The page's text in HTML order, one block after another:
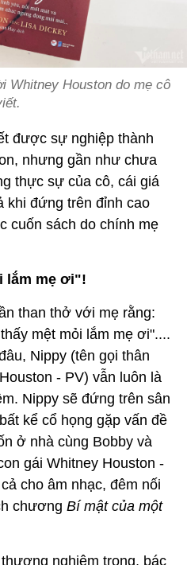
Whitney Houston do mẹ cô
được sự nghiệp thành
nhưng gần như chưa
thực sự của cô, cái giá
khi đứng trên đỉnh cao
cuốn sách do chính mẹ
lắm mẹ ơi"!
than thở với mẹ rằng:
mệt mỏi lắm mẹ ơi"....
Nippy (tên gọi thân
- PV) vẫn luôn là
Nippy sẽ đứng trên sân
kể cổ họng gặp vấn đề
ở nhà cùng Bobby và
gái Whitney Houston -
cho âm nhạc, đêm nối
chương Bí mật của một
nghiêm trọng, bác